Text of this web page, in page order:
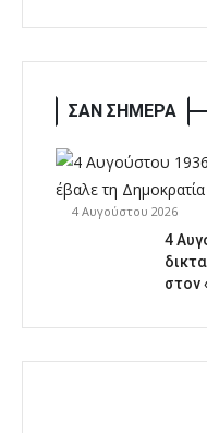
ΣΑΝ ΣΗΜΕΡΑ
4 Αυγούστου 2026
4
στον